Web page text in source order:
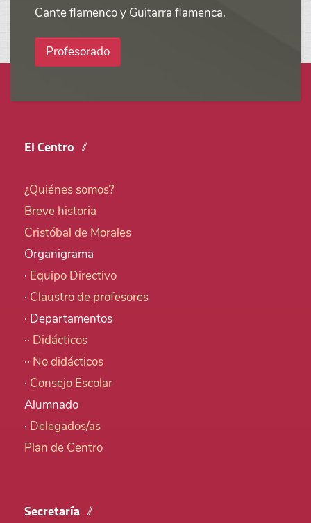
Cante flamenco y Guitarra flamenca.
Profesorado
El Centro
¿Quiénes somos?
Breve historia
Cristóbal de Morales
Organigrama
· Equipo Directivo
· Claustro de profesores
· Departamentos
·· Didácticos
·· No didácticos
· Consejo Escolar
Alumnado
· Delegados/as
Plan de Centro
Secretaría